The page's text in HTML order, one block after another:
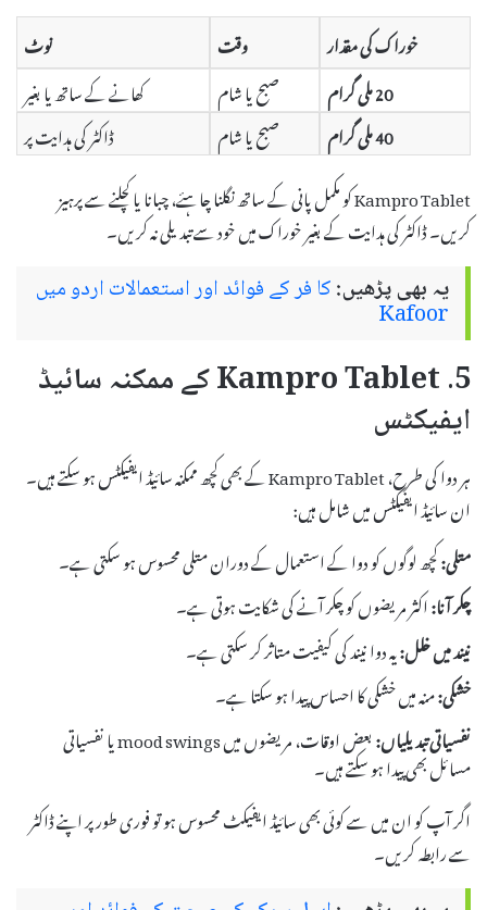
خوراک کی مقدار
وقت
نوٹ
20 ملی گرام
صبح یا شام
کھانے کے ساتھ یا بغیر
40 ملی گرام
صبح یا شام
ڈاکٹر کی ہدایت پر
Kampro Tablet کو مکمل پانی کے ساتھ نگلنا چاہئے، چبانا یا کچلنے سے پرہیز
کریں۔ ڈاکٹر کی ہدایت کے بغیر خوراک میں خود سے تبدیلی نہ کریں۔
یہ بھی پڑھیں:کا فر کے فوائد اور استعمالات اردو میں
Kafoor
5. Kampro Tablet کے ممکنہ سائیڈ
ایفیکٹس
ہر دوا کی طرح، Kampro Tablet کے بھی کچھ ممکنہ سائیڈ ایفیکٹس ہو سکتے ہیں۔
ان سائیڈ ایفیکٹس میں شامل ہیں:
متلی:کچھ لوگوں کو دوا کے استعمال کے دوران متلی محسوس ہو سکتی ہے۔
چکر آنا:اکثر مریضوں کو چکر آنے کی شکایت ہوتی ہے۔
نیند میں خلل:یہ دوا نیند کی کیفیت متاثر کر سکتی ہے۔
خشکی:منہ میں خشکی کا احساس پیدا ہو سکتا ہے۔
نفسیاتی تبدیلیاں:
بعض اوقات، مریضوں میں mood swings یا نفسیاتی
مسائل بھی پیدا ہو سکتے ہیں۔
اگر آپ کو ان میں سے کوئی بھی سائیڈ ایفیکٹ محسوس ہو تو فوری طور پر اپنے ڈاکٹر
سے رابطہ کریں۔